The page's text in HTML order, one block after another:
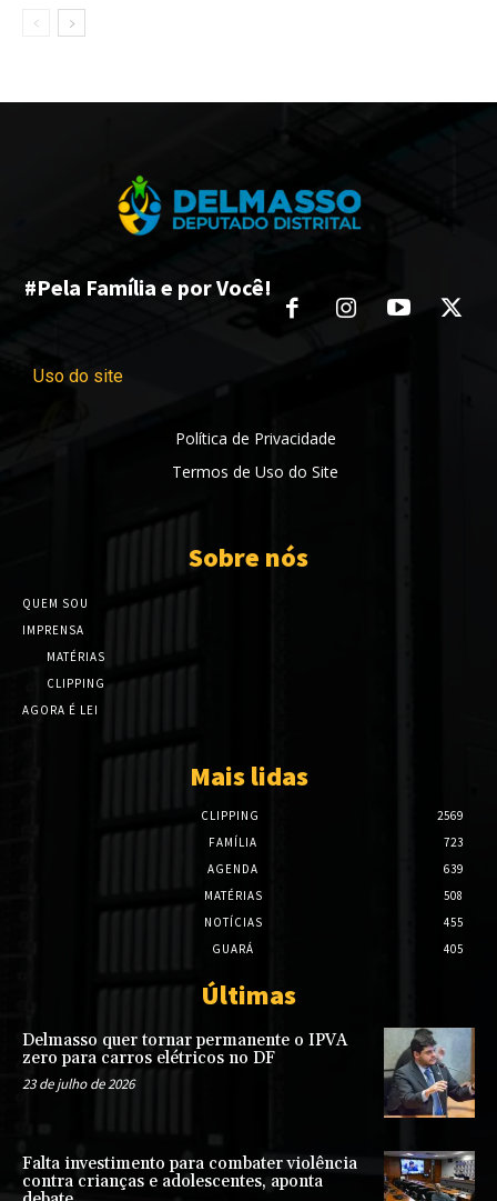
#Pela Família e por Você!
Uso do site
Política de Privacidade
Termos de Uso do Site
Sobre nós
QUEM SOU
IMPRENSA
MATÉRIAS
CLIPPING
AGORA É LEI
Mais lidas
CLIPPING
2569
FAMÍLIA
723
AGENDA
639
MATÉRIAS
508
NOTÍCIAS
455
GUARÁ
405
Últimas
Delmasso quer tornar permanente o IPVA
zero para carros elétricos no DF
23 de julho de 2026
Falta investimento para combater violência
contra crianças e adolescentes, aponta